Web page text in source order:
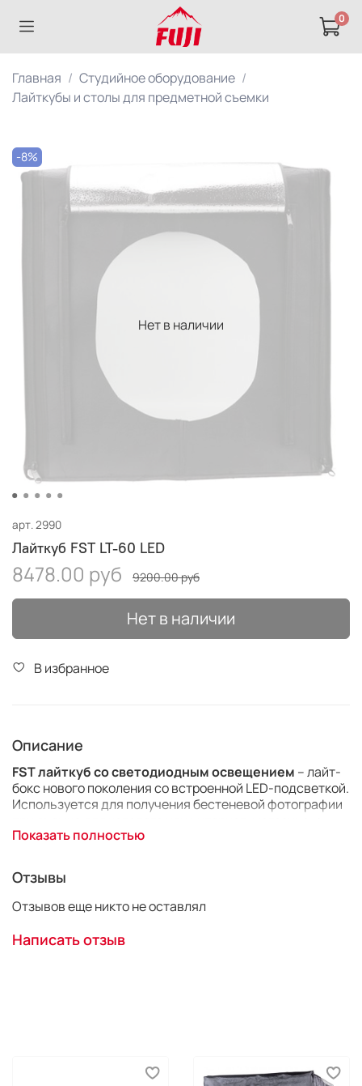
0
Главная
Студийное оборудование
Лайткубы и столы для предметной съемки
Нет в наличии
-8%
арт.2990
Лайткуб FST LT-60 LED
8478.00 руб 9200.00 руб
Нет в наличии
В избранное
Описание
FST лайткуб со светодиодным освещением – лайт-
бокс нового поколения со встроенной LED-подсветкой.
Используется для получения бестеневой фотографии
также при любой малогабаритной предметной
Показать полностью
Отзывы
Отзывов еще никто не оставлял
Написать отзыв